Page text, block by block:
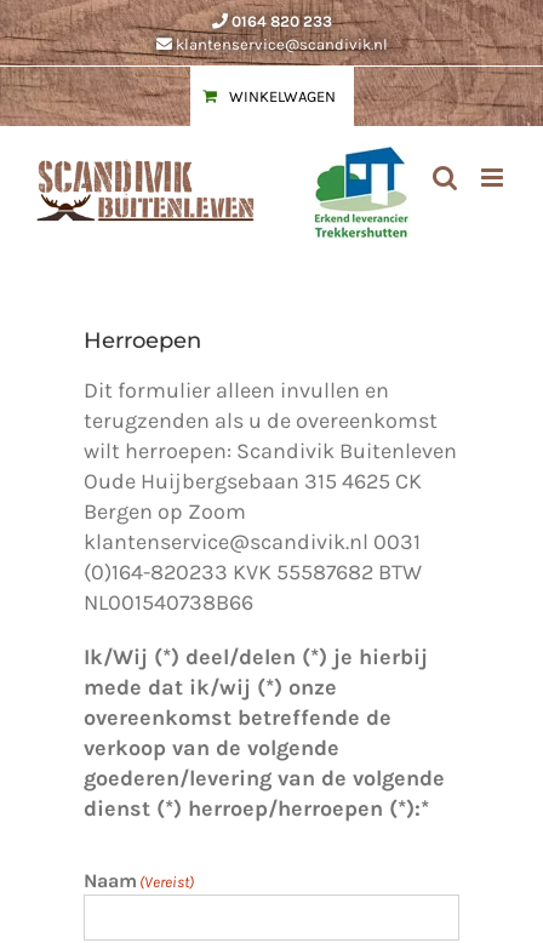
Ga
naar
inhoud
0164 820 233
klantenservice@scandivik.nl
WINKELWAGEN
Herroepen
Dit formulier alleen invullen en
terugzenden als u de overeenkomst
wilt herroepen: Scandivik Buitenleven
Oude Huijbergsebaan 315 4625 CK
Bergen op Zoom
klantenservice@scandivik.nl 0031
(0)164-820233 KVK 55587682 BTW
NL001540738B66
Ik/Wij (*) deel/delen (*) je hierbij
mede dat ik/wij (*) onze
overeenkomst betreffende de
verkoop van de volgende
goederen/levering van de volgende
dienst (*) herroep/herroepen (*):*
Naam (Vereist)